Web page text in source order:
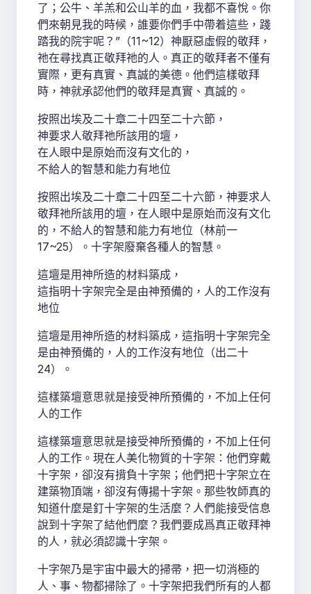
了；公牛、羊羔和公山羊的血，我都不喜悅。你
們來朝見我的時候，誰要你們手中帶着這些，踐
踏我的院宇呢？”（11~12）神厭惡虛假的敬拜，
祂在尋找真正敬拜祂的人。真正的敬拜者不僅有
實際，更有真實、真誠的美德。他們這樣敬拜
時，神就承認他們的敬拜是真實、真誠的。
按照出埃及二十章二十四至二十六節，
神要求人敬拜祂所該用的壇，
在人眼中是原始而沒有文化的，
不給人的智慧和能力有地位
按照出埃及二十章二十四至二十六節，神要求人
敬拜祂所該用的壇，在人眼中是原始而沒有文化
的，不給人的智慧和能力有地位（林前一
17~25）。十字架廢棄各種人的智慧。
這壇是用神所造的材料築成，
這指明十字架完全是由神預備的，人的工作沒有
地位
這壇是用神所造的材料築成，這指明十字架完全
是由神預備的，人的工作沒有地位（出二十
24）。
這樣築壇意思就是接受神所預備的，不加上任何
人的工作
這樣築壇意思就是接受神所預備的，不加上任何
人的工作。現在人美化物質的十字架：他們穿戴
十字架，卻沒有揹負十字架；他們把十字架立在
建築物頂端，卻沒有傳揚十字架。那些牧師真的
知道什麼是釘十字架的生活麼？人們能接受信息
說到十字架了結他們麼？我們要成爲真正敬拜神
的人，就必須認識十字架。
十字架乃是宇宙中最大的掃帚，把一切消極的
人、事、物都掃除了。十字架把我們所有的人都